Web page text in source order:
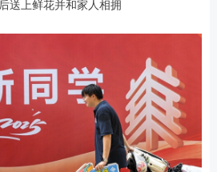
送上鲜花并和家人相拥